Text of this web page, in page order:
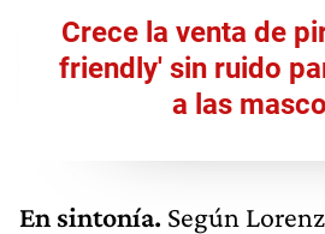
Crece la venta de
friendly' sin ruido
a las
En sintonía. Según